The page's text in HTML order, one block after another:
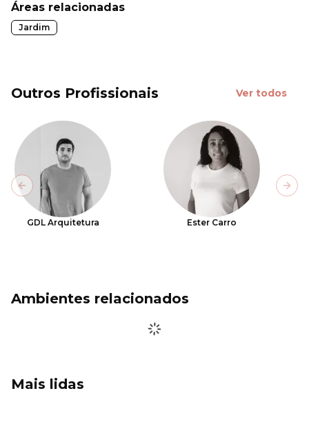
Áreas relacionadas
Jardim
Outros Profissionais Ver todos
GDL Arquitetura Ester Carro
Previous slide
Ambientes relacionados
Mais lidas